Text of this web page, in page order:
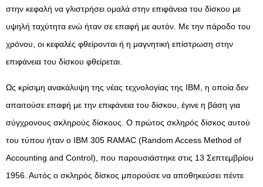
στην κεφαλή να γλιστρήσει ομαλά στην επιφάνεια του δίσκου με
υψηλή ταχύτητα ενώ ήταν σε επαφή με αυτόν. Με την πάροδο του
χρόνου, οι κεφαλές φθείρονται ή η μαγνητική επίστρωση στην
επιφάνεια του δίσκου φθείρεται.
Ως κρίσιμη ανακάλυψη της νέας τεχνολογίας της IBM, η οποία δεν
απαιτούσε επαφή με την επιφάνεια του δίσκου, έγινε η βάση για
σύγχρονους σκληρούς δίσκους. Ο πρώτος σκληρός δίσκος αυτού
του τύπου ήταν ο IBM 305 RAMAC (Random Access Method of
Accounting and Control), που παρουσιάστηκε στις 13 Σεπτεμβρίου
1956. Αυτός ο σκληρός δίσκος μπορούσε να αποθηκεύσει πέντε